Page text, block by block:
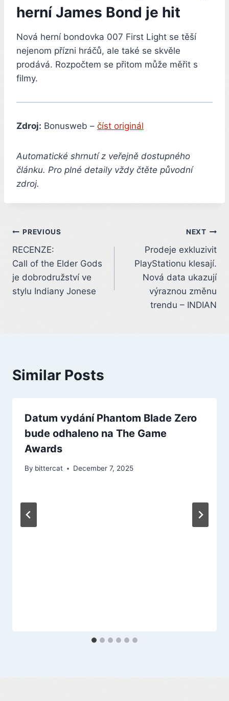
herní James Bond je hit
Nová herní bondovka 007 First Light se těší
nejenom přízni hráčů, ale také se skvěle
prodává. Rozpočtem se přitom může měřit s
filmy.
Zdroj: Bonusweb – číst originál
Automatické shrnutí z veřejně dostupného
článku. Pro plné detaily vždy čtěte původní
zdroj.
Post
navigation
PREVIOUS
RECENZE:
Call of the Elder Gods
je dobrodružství ve
stylu Indiany Jonese
NEXT
Prodeje exkluzivit
PlayStationu klesají.
Nová data ukazují
výraznou změnu
trendu – INDIAN
Similar Posts
Datum vydání Phantom Blade Zero
bude odhaleno na The Game
Awards
By bittercat December 7, 2025